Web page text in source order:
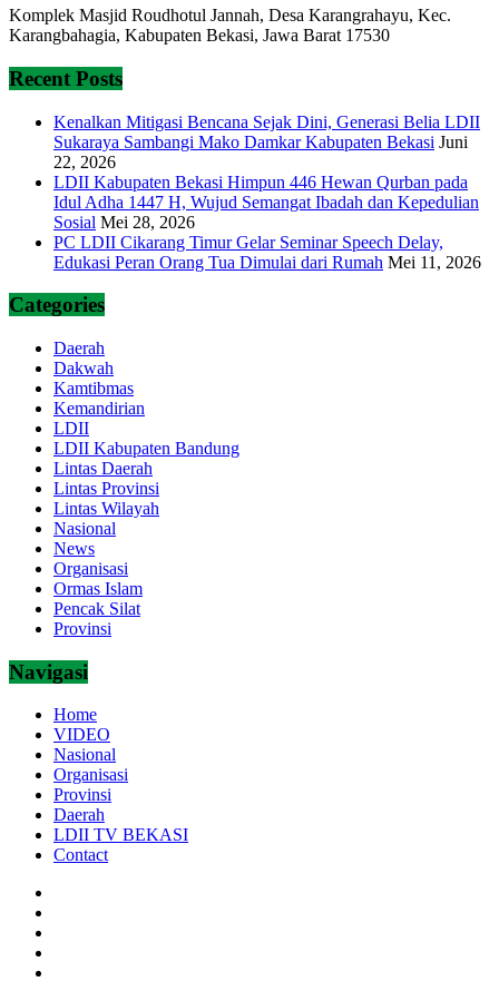
Komplek Masjid Roudhotul Jannah, Desa Karangrahayu, Kec.
Karangbahagia, Kabupaten Bekasi, Jawa Barat 17530
Recent Posts
Kenalkan Mitigasi Bencana Sejak Dini, Generasi Belia LDII
Sukaraya Sambangi Mako Damkar Kabupaten Bekasi Juni
22, 2026
LDII Kabupaten Bekasi Himpun 446 Hewan Qurban pada
Idul Adha 1447 H, Wujud Semangat Ibadah dan Kepedulian
Sosial Mei 28, 2026
PC LDII Cikarang Timur Gelar Seminar Speech Delay,
Edukasi Peran Orang Tua Dimulai dari Rumah Mei 11, 2026
Categories
Daerah
Dakwah
Kamtibmas
Kemandirian
LDII
LDII Kabupaten Bandung
Lintas Daerah
Lintas Provinsi
Lintas Wilayah
Nasional
News
Organisasi
Ormas Islam
Pencak Silat
Provinsi
Navigasi
Home
VIDEO
Nasional
Organisasi
Provinsi
Daerah
LDII TV BEKASI
Contact